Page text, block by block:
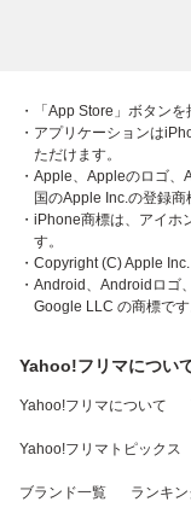
・「App Store」ボタン
・アプリケーションは
ただけます。
・Apple、Appleのロゴ
国のApple Inc.の登録商
・iPhone商標は、アイホ
す。
・Copyright (C) Apple
・Android、Androidロゴ
Google LLC の商標です
Yahoo!フリマについ
Yahoo!フリマについて
Yahoo!フリマトピックス
ブランド一覧 ランキ